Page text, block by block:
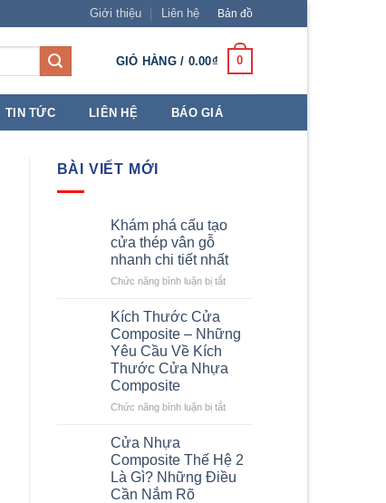
Giới thiệu Liên hệ Bản đồ
GIỎ HÀNG / 0.00₫ 0
TIN TỨC LIÊN HỆ BÁO GIÁ
BÀI VIẾT MỚI
Khám phá cấu tạo
cửa thép vân gỗ
nhanh chi tiết nhất
Chức năng bình luận bị tắtở
tạo
thép
gỗ
nhất
Kích Thước Cửa
Composite – Những
Yêu Cầu Về Kích
Thước Cửa Nhựa
Composite
Chức năng bình luận bị tắtở
Cửa
Composite
–
Cửa Nhựa
Composite Thế Hệ 2
Là Gì? Những Điều
Cần Nắm Rõ